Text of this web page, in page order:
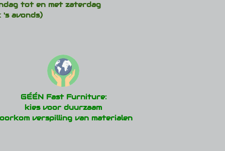
tot en met zaterdag
's avonds)
GÉÉN Fast Furniture:
kies voor duurzaam
verspilling van materialen